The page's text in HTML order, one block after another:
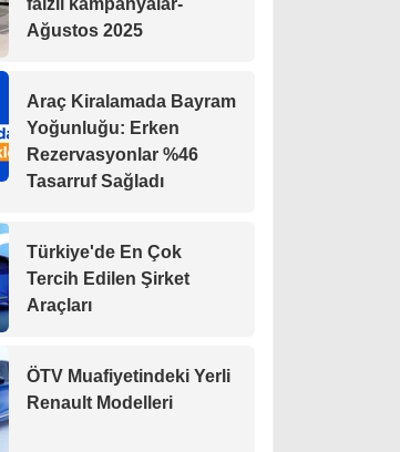
faizli kampanyalar-
Ağustos 2025
Araç Kiralamada Bayram
Yoğunluğu: Erken
Rezervasyonlar %46
Tasarruf Sağladı
Türkiye'de En Çok
Tercih Edilen Şirket
Araçları
ÖTV Muafiyetindeki Yerli
Renault Modelleri